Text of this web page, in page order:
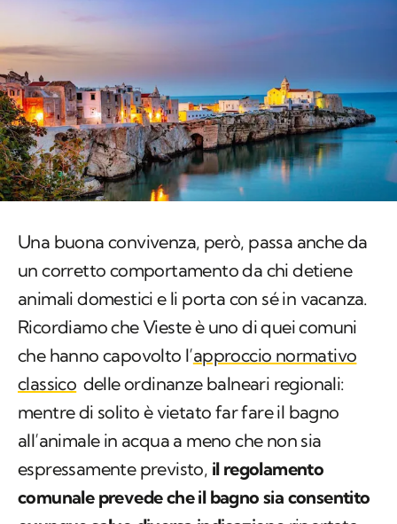
Una buona convivenza, però, passa anche da
un corretto comportamento da chi detiene
animali domestici e li porta con sé in vacanza.
Ricordiamo che Vieste è uno di quei comuni
che hanno capovolto l’approccio normativo
classico delle ordinanze balneari regionali:
mentre di solito è vietato far fare il bagno
all’animale in acqua a meno che non sia
espressamente previsto, il regolamento
comunale prevede che il bagno sia consentito